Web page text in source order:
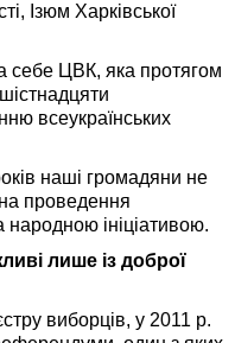
Ізюм Харківської
себе ЦВК, яка протягом
всеукраїнських
наші громадяни не
проведення
народною ініціативою.
лише із доброї
виборців, у 2011 р.